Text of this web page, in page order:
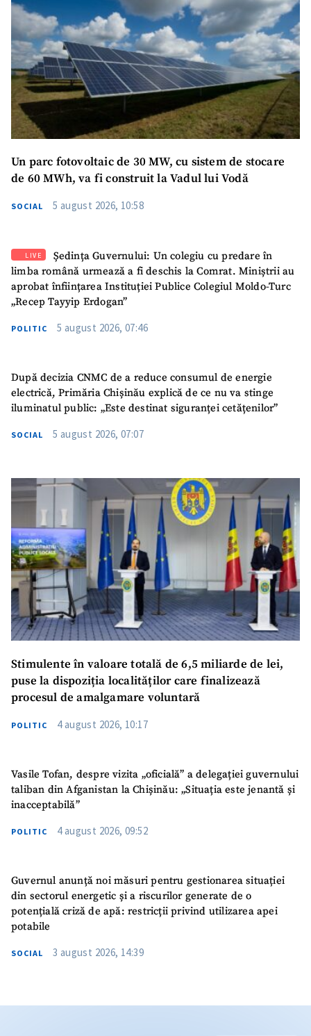
Un parc fotovoltaic de 30 MW, cu sistem de stocare
de 60 MWh, va fi construit la Vadul lui Vodă
SOCIAL 5 august 2026, 10:58
LIVE
Ședința Guvernului: Un colegiu cu predare în
limba română urmează a fi deschis la Comrat. Miniștrii au
aprobat înființarea Instituției Publice Colegiul Moldo-Turc
„Recep Tayyip Erdogan”
POLITIC 5 august 2026, 07:46
După decizia CNMC de a reduce consumul de energie
electrică, Primăria Chișinău explică de ce nu va stinge
iluminatul public: „Este destinat siguranței cetățenilor”
SOCIAL 5 august 2026, 07:07
Stimulente în valoare totală de 6,5 miliarde de lei,
puse la dispoziția localităților care finalizează
procesul de amalgamare voluntară
POLITIC 4 august 2026, 10:17
Vasile Tofan, despre vizita „oficială” a delegației guvernului
taliban din Afganistan la Chișinău: „Situația este jenantă și
inacceptabilă”
POLITIC 4 august 2026, 09:52
Guvernul anunță noi măsuri pentru gestionarea situației
din sectorul energetic și a riscurilor generate de o
potențială criză de apă: restricții privind utilizarea apei
potabile
SOCIAL 3 august 2026, 14:39